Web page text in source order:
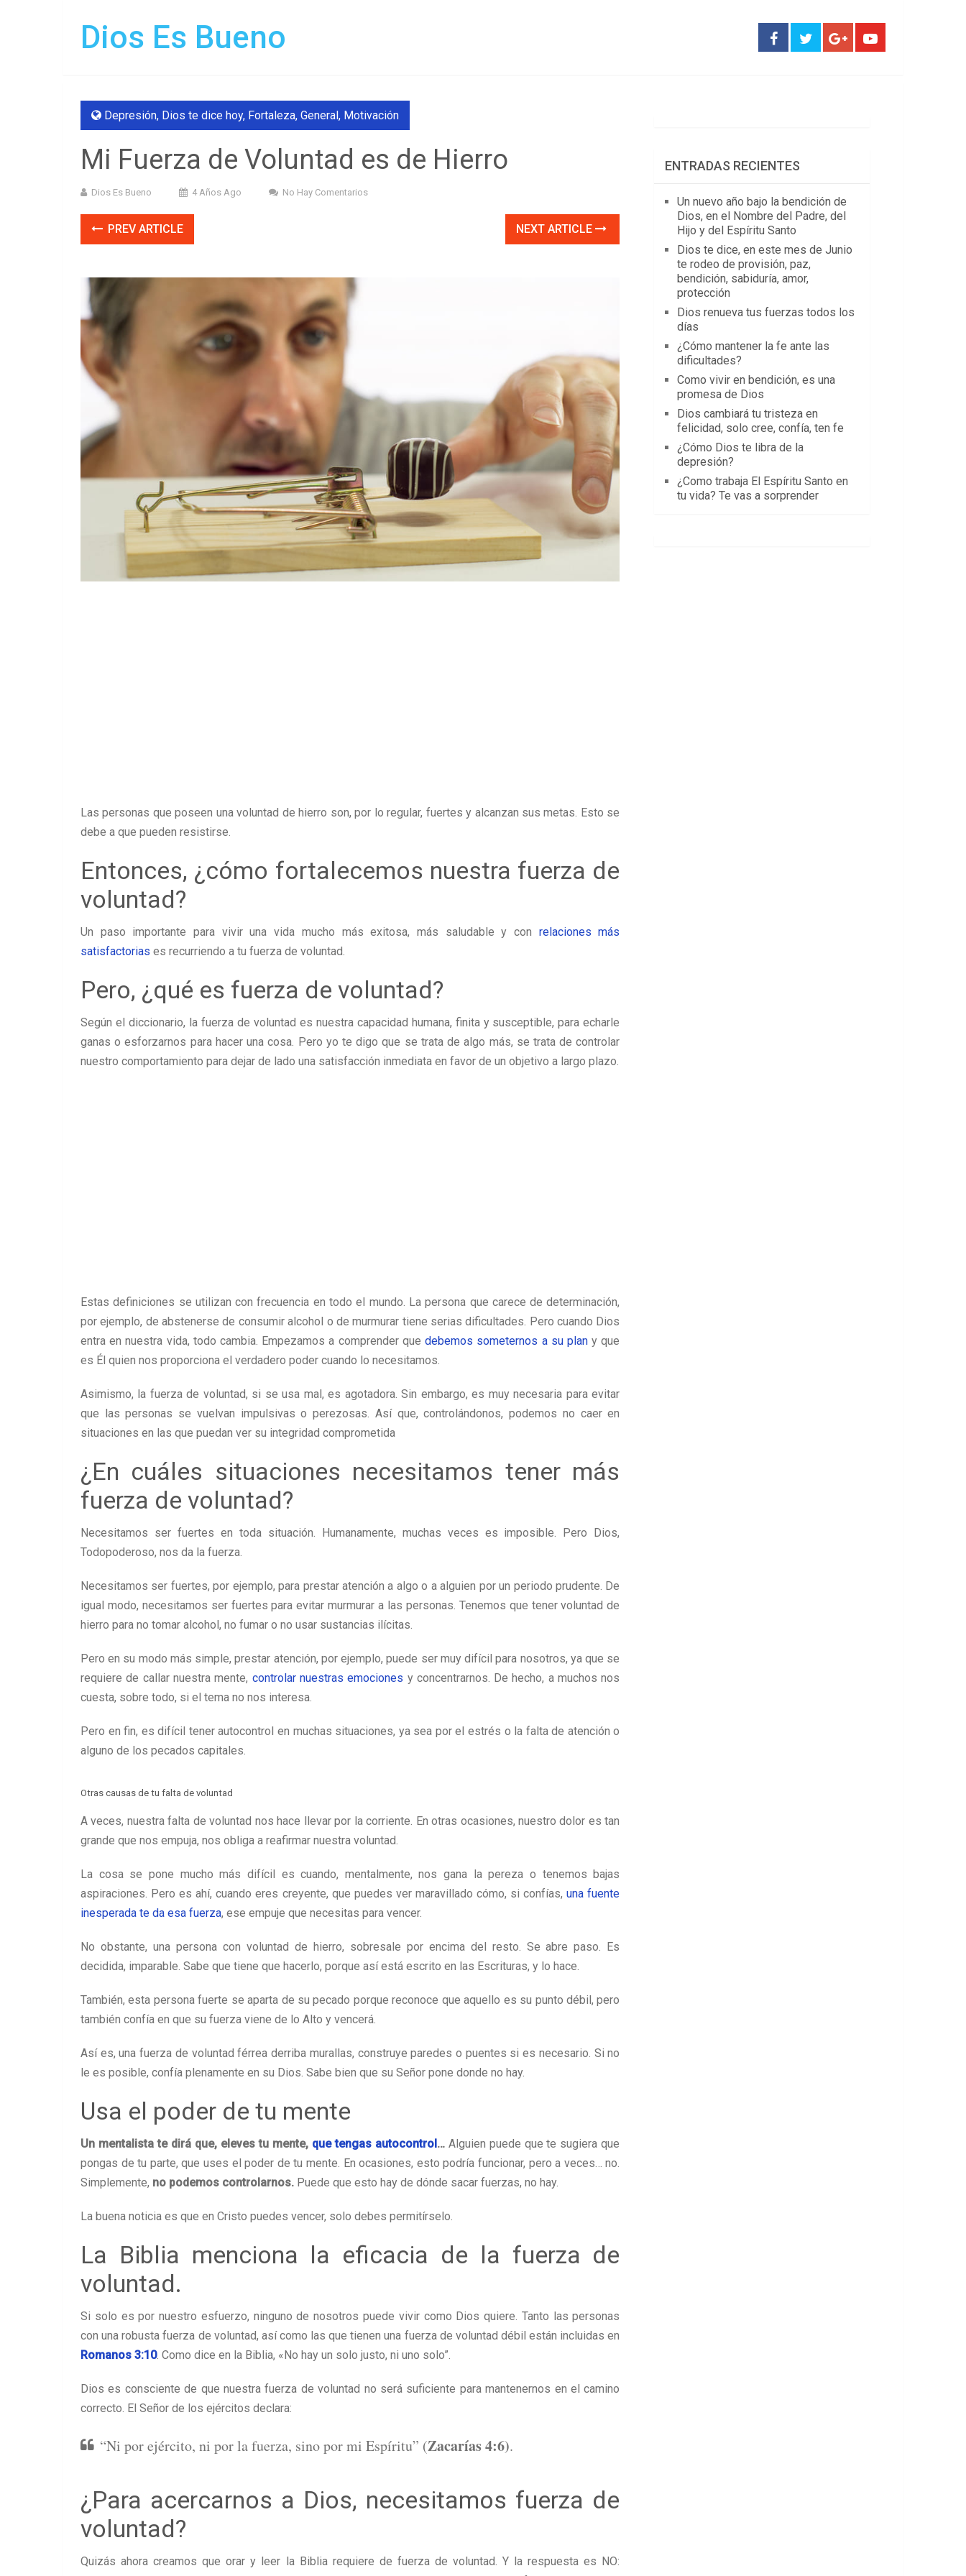
Dios Es Bueno
Depresión, Dios te dice hoy, Fortaleza, General, Motivación
Mi Fuerza de Voluntad es de Hierro
Dios Es Bueno 4 Años Ago No Hay Comentarios
PREV ARTICLE NEXT ARTICLE
Las personas que poseen una voluntad de hierro son, por lo regular, fuertes y alcanzan sus metas. Esto se
debe a que pueden resistirse.
Entonces, ¿cómo fortalecemos nuestra fuerza de
voluntad?
Un paso importante para vivir una vida mucho más exitosa, más saludable y con relaciones más
satisfactorias es recurriendo a tu fuerza de voluntad.
Pero, ¿qué es fuerza de voluntad?
Según el diccionario, la fuerza de voluntad es nuestra capacidad humana, finita y susceptible, para echarle
ganas o esforzarnos para hacer una cosa. Pero yo te digo que se trata de algo más, se trata de controlar
nuestro comportamiento para dejar de lado una satisfacción inmediata en favor de un objetivo a largo plazo.
Estas definiciones se utilizan con frecuencia en todo el mundo. La persona que carece de determinación,
por ejemplo, de abstenerse de consumir alcohol o de murmurar tiene serias dificultades. Pero cuando Dios
entra en nuestra vida, todo cambia. Empezamos a comprender quedebemos someternos a su plany que
es Él quien nos proporciona el verdadero poder cuando lo necesitamos.
Asimismo, la fuerza de voluntad, si se usa mal, es agotadora. Sin embargo, es muy necesaria para evitar
que las personas se vuelvan impulsivas o perezosas. Así que, controlándonos, podemos no caer en
situaciones en las que puedan ver su integridad comprometida
¿En cuáles situaciones necesitamos tener más
fuerza de voluntad?
Necesitamos ser fuertes en toda situación. Humanamente, muchas veces es imposible. Pero Dios,
Todopoderoso, nos da la fuerza.
Necesitamos ser fuertes, por ejemplo, para prestar atención a algo o a alguien por un periodo prudente. De
igual modo, necesitamos ser fuertes para evitar murmurar a las personas. Tenemos que tener voluntad de
hierro para no tomar alcohol, no fumar o no usar sustancias ilícitas.
Pero en su modo más simple, prestar atención, por ejemplo, puede ser muy difícil para nosotros, ya que se
requiere de callar nuestra mente, controlar nuestras emociones y concentrarnos. De hecho, a muchos nos
cuesta, sobre todo, si el tema no nos interesa.
Pero en fin, es difícil tener autocontrol en muchas situaciones, ya sea por el estrés o la falta de atención o
alguno de los pecados capitales.
Otras causas de tu falta de voluntad
A veces, nuestra falta de voluntad nos hace llevar por la corriente. En otras ocasiones, nuestro dolor es tan
grande que nos empuja, nos obliga a reafirmar nuestra voluntad.
La cosa se pone mucho más difícil es cuando, mentalmente, nos gana la pereza o tenemos bajas
aspiraciones. Pero es ahí, cuando eres creyente, que puedes ver maravillado cómo, si confías,una fuente
inesperada te da esa fuerza, ese empuje que necesitas para vencer.
No obstante, una persona con voluntad de hierro, sobresale por encima del resto. Se abre paso. Es
decidida, imparable. Sabe que tiene que hacerlo, porque así está escrito en las Escrituras, y lo hace.
También, esta persona fuerte se aparta de su pecado porque reconoce que aquello es su punto débil, pero
también confía en que su fuerza viene de lo Alto y vencerá.
Así es, una fuerza de voluntad férrea derriba murallas, construye paredes o puentes si es necesario. Si no
le es posible, confía plenamente en su Dios. Sabe bien que su Señor pone donde no hay.
Usa el poder de tu mente
Un mentalista te dirá que, eleves tu mente, que tengas autocontrol… Alguien puede que te sugiera que
pongas de tu parte, que uses el poder de tu mente. En ocasiones, esto podría funcionar, pero a veces… no.
Simplemente, no podemos controlarnos. Puede que esto hay de dónde sacar fuerzas, no hay.
La buena noticia es que en Cristo puedes vencer, solo debes permitírselo.
La Biblia menciona la eficacia de la fuerza de
voluntad.
Si solo es por nuestro esfuerzo, ninguno de nosotros puede vivir como Dios quiere. Tanto las personas
con una robusta fuerza de voluntad, así como las que tienen una fuerza de voluntad débil están incluidas en
Romanos 3:10. Como dice en la Biblia, «No hay un solo justo, ni uno solo”.
Dios es consciente de que nuestra fuerza de voluntad no será suficiente para mantenernos en el camino
correcto. El Señor de los ejércitos declara:
“Ni por ejército, ni por la fuerza, sino por mi Espíritu” (Zacarías 4:6).
¿Para acercarnos a Dios, necesitamos fuerza de
voluntad?
Quizás ahora creamos que orar y leer la Biblia requiere de fuerza de voluntad. Y la respuesta es NO:
ENTRADAS RECIENTES
Un nuevo año bajo la bendición de
Dios, en el Nombre del Padre, del
Hijo y del Espíritu Santo
Dios te dice, en este mes de Junio
te rodeo de provisión, paz,
bendición, sabiduría, amor,
protección
Dios renueva tus fuerzas todos los
días
¿Cómo mantener la fe ante las
dificultades?
Como vivir en bendición, es una
promesa de Dios
Dios cambiará tu tristeza en
felicidad, solo cree, confía, ten fe
¿Cómo Dios te libra de la
depresión?
¿Como trabaja El Espíritu Santo en
tu vida? Te vas a sorprender